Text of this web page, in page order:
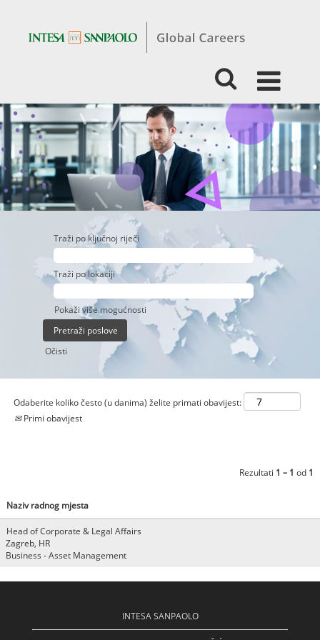
Kandidati
s
iskustvom
-
Riznica
i
ALM
Traži po ključnoj riječi
Traži po lokaciji
Pokaži više mogućnosti
Očisti
Odaberite koliko često (u danima) želite primati obavijest:
Primi obavijest
Rezultati 1 – 1 od 1
Naziv radnog mjesta
Head of Corporate & Legal Affairs
Zagreb, HR
Business - Asset Management
INTESA SANPAOLO